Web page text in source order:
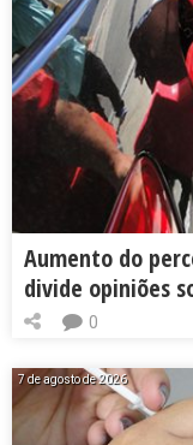
Aumento do
divide opiniões
0
7 de agosto de 2026